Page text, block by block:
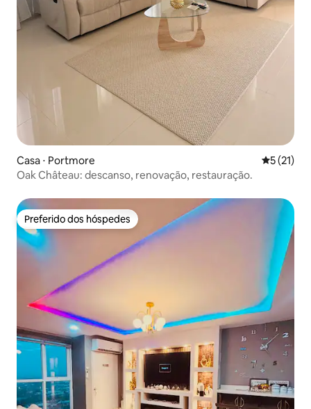
Casa ⋅ Portmore 5 de uma
5 (21)
Oak Château: descanso, renovação, restauração.
Preferido dos hóspedes
Preferido dos hóspedes